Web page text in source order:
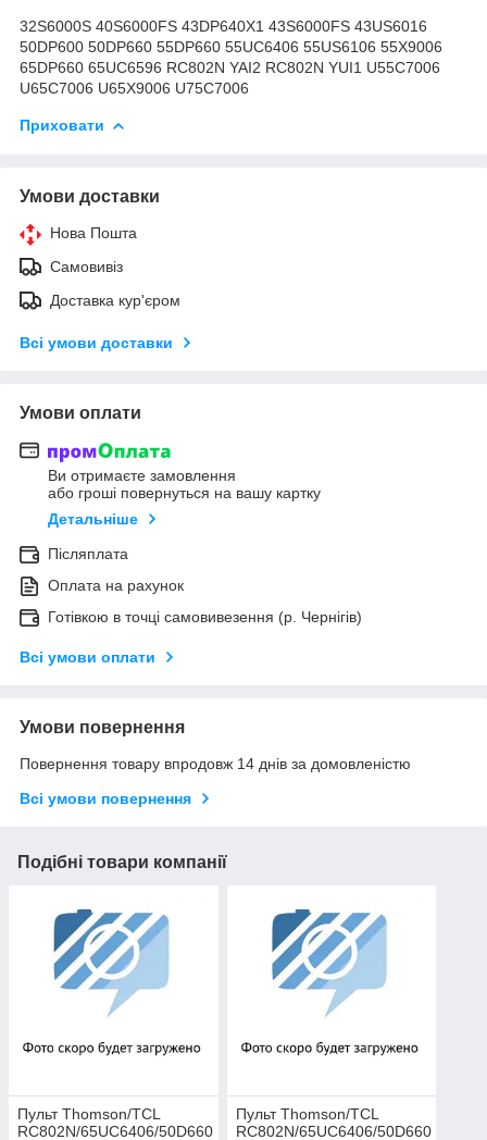
32S6000S 40S6000FS 43DP640X1 43S6000FS 43US6016
50DP600 50DP660 55DP660 55UC6406 55US6106 55X9006
65DP660 65UC6596 RC802N YAI2 RC802N YUI1 U55C7006
U65C7006 U65X9006 U75C7006
Приховати
Умови доставки
Нова Пошта
Самовивіз
Доставка кур'єром
Всі умови доставки
Умови оплати
Ви отримаєте замовлення
або гроші повернуться на вашу картку
Детальніше
Післяплата
Оплата на рахунок
Готівкою в точці самовивезення (р. Чернігів)
Всі умови оплати
Умови повернення
Повернення товару впродовж 14 днів за домовленістю
Всі умови повернення
Подібні товари компанії
Пульт Thomson/TCL
RC802N/65UC6406/50D660
Пульт Thomson/TCL
RC802N/65UC6406/50D660